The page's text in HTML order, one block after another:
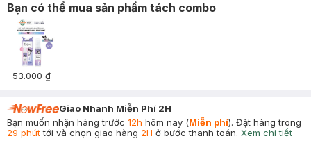
Bạn có thể mua sản phẩm tách combo
53.000 ₫
Giao Nhanh Miễn Phí 2H
Bạn muốn nhận hàng trước 12h hôm nay (Miễn phí). Đặt hàng trong
29 phúttới và chọn giao hàng 2H ở bước thanh toán. Xem chi tiết